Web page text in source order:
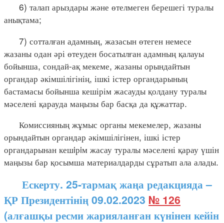
6) талап арыздары және өтелмеген берешегі туралы
анықтама;
7) сотталған адамның, жазасын өтеген немесе
жазаны одан әрі өтеуден босатылған адамның қалауы
бойынша, сондай-ақ мекеме, жазаны орындайтын
органдар әкімшілігінің, ішкі істер органдарының
бастамасы бойынша кешірім жасауды қолдану туралы
мәселені қарауда маңызы бар басқа да құжаттар.
Комиссияның жұмыс органы мекемелер, жазаны
орындайтын органдар әкімшілігінен, ішкі істер
органдарынан кешiрiм жасау туралы мәселені қарау үшін
маңызы бар қосымша материалдарды сұратып ала алады.
Ескерту. 25-тармақ жаңа редакцияда –
ҚР Президентінің 09.02.2023 № 126
(алғашқы ресми жарияланған күнінен кейін